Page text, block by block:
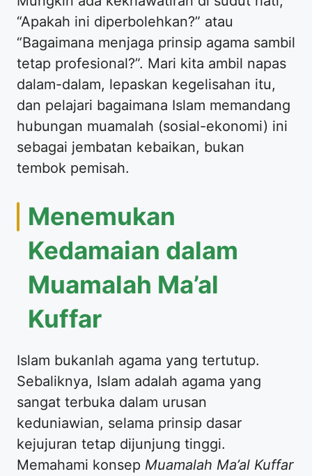
“Apakah ini diperbolehkan?” atau
“Bagaimana menjaga prinsip agama sambil
tetap profesional?”. Mari kita ambil napas
dalam-dalam, lepaskan kegelisahan itu,
dan pelajari bagaimana Islam memandang
hubungan muamalah (sosial-ekonomi) ini
sebagai jembatan kebaikan, bukan
tembok pemisah.
​Menemukan
Kedamaian dalam
Muamalah Ma’al
Kuffar
​Islam bukanlah agama yang tertutup.
Sebaliknya, Islam adalah agama yang
sangat terbuka dalam urusan
keduniawian, selama prinsip dasar
kejujuran tetap dijunjung tinggi.
Memahami konsep Muamalah Ma’al Kuffar